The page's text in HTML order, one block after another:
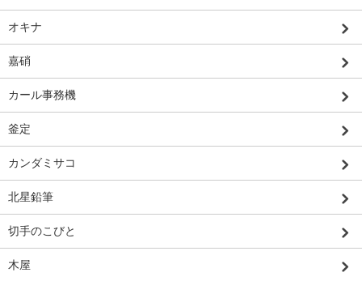
オキナ
嘉硝
カール事務機
釜定
カンダミサコ
北星鉛筆
切手のこびと
木屋